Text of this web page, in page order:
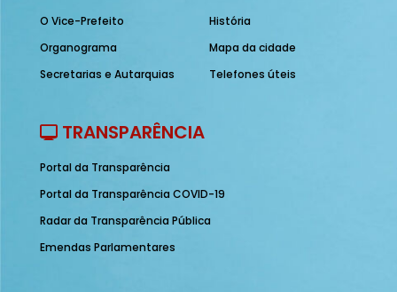
O Vice-Prefeito
Organograma
Secretarias e Autarquias
História
Mapa da cidade
Telefones úteis
TRANSPARÊNCIA
Portal da Transparência
Portal da Transparência COVID-19
Radar da Transparência Pública
Emendas Parlamentares